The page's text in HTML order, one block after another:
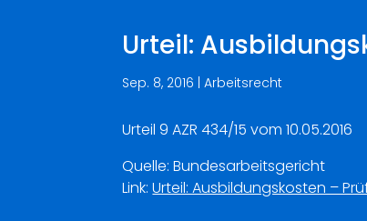
Urteil:
Sep. 8, 2016 |Arbeitsrecht
Urteil 9 AZR 434/15 vom 10.05.2016
Quelle: Bundesarbeitsgericht
Link:Urteil: Ausbildungskosten –